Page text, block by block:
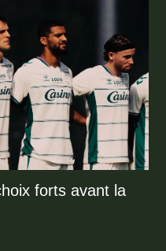
forts avant la